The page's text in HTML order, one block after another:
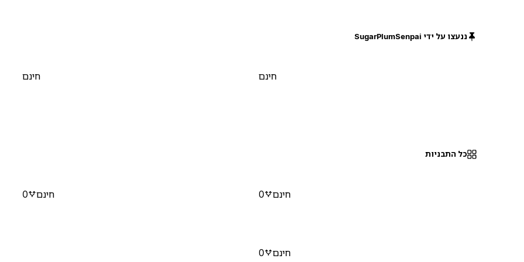
ננעצו על ידי SugarPlumSenpai
חינם חינם
כל התבניות
חינם 0 חינם 0
חינם 0